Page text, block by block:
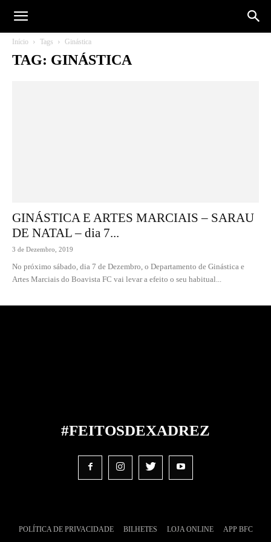
Início Tags Ginástica
TAG: GINÁSTICA
GINÁSTICA E ARTES MARCIAIS – SARAU
DE NATAL – dia 7...
3 de Dezembro, 2019
No próximo sábado, dia 7 de Dezembro, o Departamento de Ginástica e
Artes Marciais do Boavista FC vai levar a efeito o seu habitual...
#FEITOSDEXADREZ
POLÍTICA DE PRIVACIDADE BILHETES LOJA ONLINE APP BFC